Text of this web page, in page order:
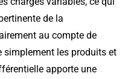
de la
au compte de
simplement les produits et
apporte une